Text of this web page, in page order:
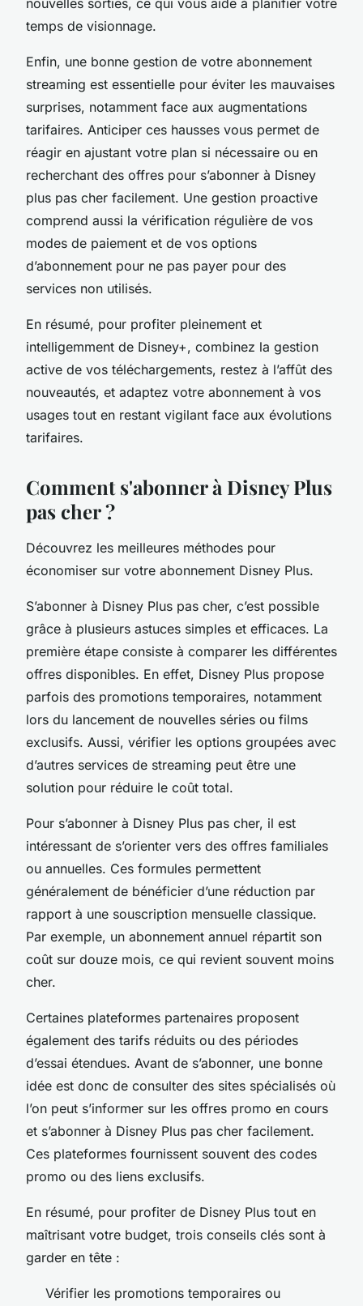
temps de visionnage.
Enfin, une bonne gestion de votre abonnement
streaming est essentielle pour éviter les mauvaises
surprises, notamment face aux augmentations
tarifaires. Anticiper ces hausses vous permet de
réagir en ajustant votre plan si nécessaire ou en
recherchant des offres pour s’abonner à Disney
plus pas cher facilement. Une gestion proactive
comprend aussi la vérification régulière de vos
modes de paiement et de vos options
d’abonnement pour ne pas payer pour des
services non utilisés.
En résumé, pour profiter pleinement et
intelligemment de Disney+, combinez la gestion
active de vos téléchargements, restez à l’affût des
nouveautés, et adaptez votre abonnement à vos
usages tout en restant vigilant face aux évolutions
tarifaires.
Comment s'abonner à Disney Plus
pas cher ?
Découvrez les meilleures méthodes pour
économiser sur votre abonnement Disney Plus.
S’abonner à Disney Plus pas cher, c’est possible
grâce à plusieurs astuces simples et efficaces. La
première étape consiste à comparer les différentes
offres disponibles. En effet, Disney Plus propose
parfois des promotions temporaires, notamment
lors du lancement de nouvelles séries ou films
exclusifs. Aussi, vérifier les options groupées avec
d’autres services de streaming peut être une
solution pour réduire le coût total.
Pour s’abonner à Disney Plus pas cher, il est
intéressant de s’orienter vers des offres familiales
ou annuelles. Ces formules permettent
généralement de bénéficier d’une réduction par
rapport à une souscription mensuelle classique.
Par exemple, un abonnement annuel répartit son
coût sur douze mois, ce qui revient souvent moins
cher.
Certaines plateformes partenaires proposent
également des tarifs réduits ou des périodes
d’essai étendues. Avant de s’abonner, une bonne
idée est donc de consulter des sites spécialisés où
l’on peut s’informer sur les offres promo en cours
et s’abonner à Disney Plus pas cher facilement.
Ces plateformes fournissent souvent des codes
promo ou des liens exclusifs.
En résumé, pour profiter de Disney Plus tout en
maîtrisant votre budget, trois conseils clés sont à
garder en tête :
Vérifier les promotions temporaires ou